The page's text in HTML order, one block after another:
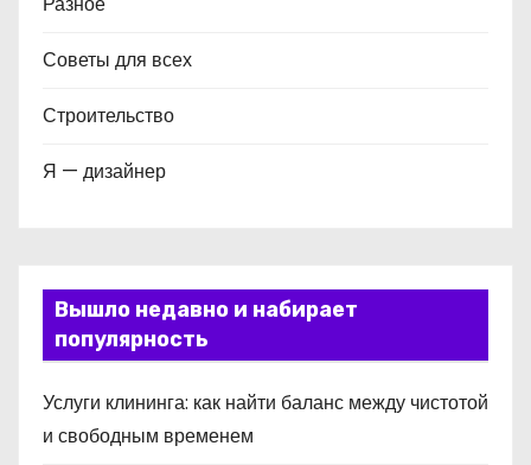
Советы для всех
Строительство
Я — дизайнер
Вышло недавно и набирает
популярность
Услуги клининга: как найти баланс между чистотой
и свободным временем